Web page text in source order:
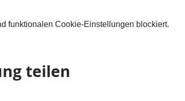
funktionalen Cookie-Einstellungen blockiert.
teilen